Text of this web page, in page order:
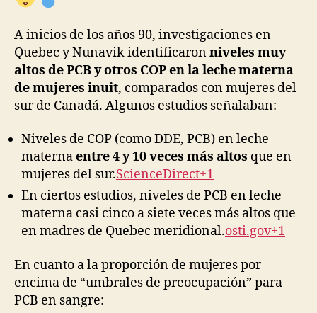
A inicios de los años 90, investigaciones en
Quebec y Nunavik identificaronniveles muy
altos de PCB y otros COP en la leche materna
de mujeres inuit, comparados con mujeres del
sur de Canadá. Algunos estudios señalaban:
Niveles de COP (como DDE, PCB) en leche
maternaentre 4 y 10 veces más altos que en
mujeres del sur.ScienceDirect+1
En ciertos estudios, niveles de PCB en leche
materna casi cinco a siete veces más altos que
en madres de Quebec meridional.osti.gov+1
En cuanto a la proporción de mujeres por
encima de “umbrales de preocupación” para
PCB en sangre: